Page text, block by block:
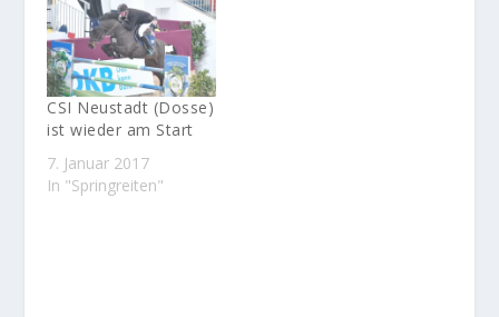
CSI Neustadt (Dosse)
ist wieder am Start
7. Januar 2017
In "Springreiten"